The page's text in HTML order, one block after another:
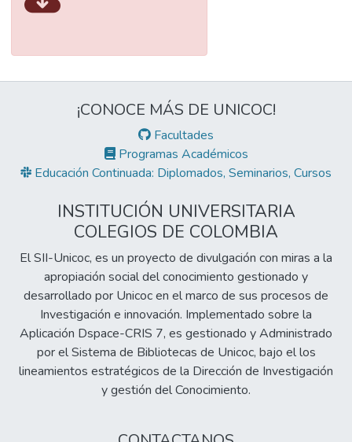
¡CONOCE MÁS DE UNICOC!
Facultades
Programas Académicos
Educación Continuada: Diplomados, Seminarios, Cursos
INSTITUCIÓN UNIVERSITARIA
COLEGIOS DE COLOMBIA
El SII-Unicoc, es un proyecto de divulgación con miras a la
apropiación social del conocimiento gestionado y
desarrollado por Unicoc en el marco de sus procesos de
Investigación e innovación. Implementado sobre la
Aplicación Dspace-CRIS 7, es gestionado y Administrado
por el Sistema de Bibliotecas de Unicoc, bajo el los
lineamientos estratégicos de la Dirección de Investigación
y gestión del Conocimiento.